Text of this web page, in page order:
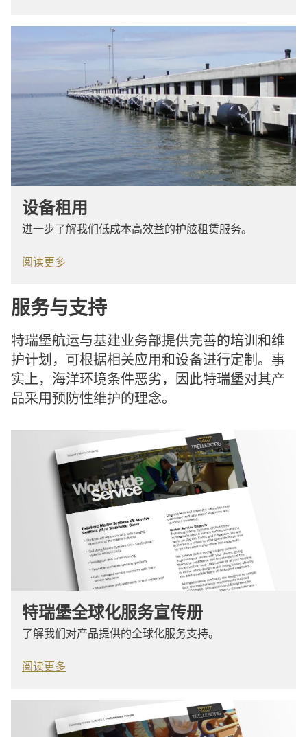
设备租用
进一步了解我们低成本高效益的护舷租赁服务。
阅读更多
服务与支持
特瑞堡航运与基建业务部提供完善的培训和维
护计划，可根据相关应用和设备进行定制。事
实上，海洋环境条件恶劣，因此特瑞堡对其产
品采用预防性维护的理念。
特瑞堡全球化服务宣传册
了解我们对产品提供的全球化服务支持。
阅读更多